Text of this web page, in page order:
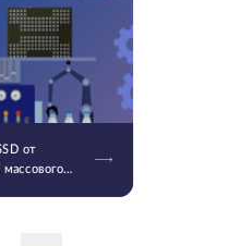
от
массового